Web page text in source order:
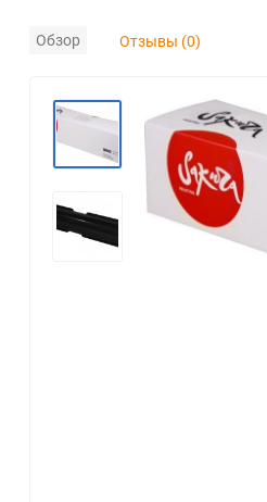
HP
Kyocera Mita
Обзор Отзывы (0)